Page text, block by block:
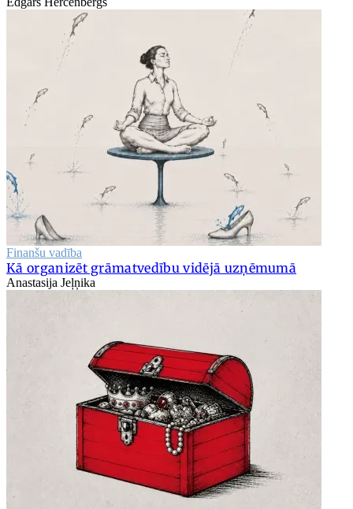
Finanšu vadība
Kā organizēt grāmatvedību vidējā uzņēmumā
Anastasija Jeļņika